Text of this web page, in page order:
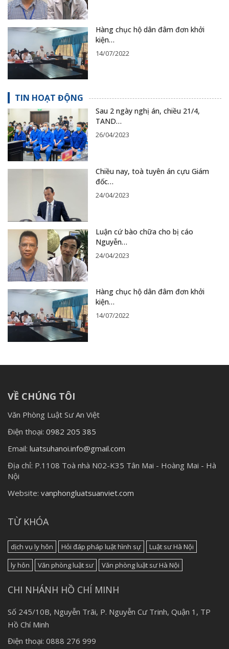
Hàng chục hộ dân đâm đơn khởi
kiện…
14/07/2022
TIN HOẠT ĐỘNG
Sau 2 ngày nghị án, chiều 21/4,
TAND…
26/04/2023
Chiều nay, toà tuyên án cựu Giám
đốc…
24/04/2023
Luận cứ bào chữa cho bị cáo
Nguyễn…
24/04/2023
Hàng chục hộ dân đâm đơn khởi
kiện…
14/07/2022
VỀ CHÚNG TÔI
Văn Phòng Luật Sư An Việt
Điện thoại: 0982 205 385
Email: luatsuhanoi.info@gmail.com
Địa chỉ: P.1108 Toà nhà N02-K35 Tân Mai - Hoàng Mai - Hà
Nội
Website: vanphongluatsuanviet.com
TỪ KHÓA
dịch vụ ly hôn Hỏi đáp pháp luật hình sự
Luật sư Hà Nội
ly hôn
Văn phòng luật sư Văn phòng luật sư Hà Nội
CHI NHÁNH HỒ CHÍ MINH
Số 245/10B, Nguyễn Trãi, P. Nguyễn Cư Trinh, Quận 1, TP
Hồ Chí Minh
Điện thoại: 0888 276 999